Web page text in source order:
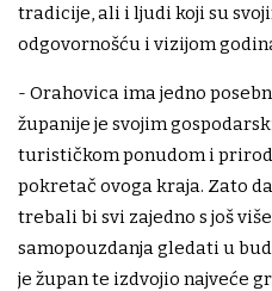
tradicije, ali i ljudi koji su
odgovornošću i vizijom
- Orahovica ima jedno
županije je svojim
turističkom ponudom i
pokretač ovoga kraja. Zato
trebali bi svi zajedno s još
samopouzdanja gledati u
je župan te izdvojio najveće